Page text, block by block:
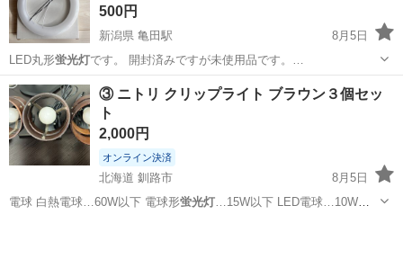
500円
新潟県 亀田駅
8月5日
LED丸形蛍光灯 です。 開封済みですが未使用品です。…
新潟 新潟市 亀田駅 その他 LED
③ ニトリ クリップライト ブラウン３個セッ
ト
2,000円
オンライン決済
北海道 釧路市
8月5日
電球 白熱電球…60W以下 電球形蛍光灯…15W以下 LED電球…10W以